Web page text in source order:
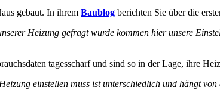
gebaut. In ihrem Baublog berichten Sie über die
Heizung gefragt wurde kommen hier unsere
tagesscharf und sind so in der Lage, ihre
einstellen muss ist unterschiedlich und hängt